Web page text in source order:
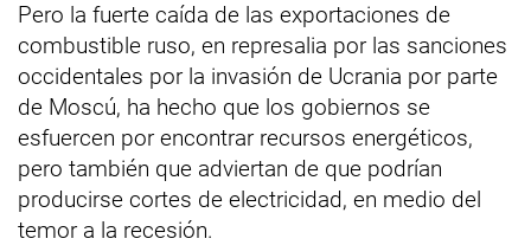
Pero la fuerte caída de las exportaciones de
combustible ruso, en represalia por las sanciones
occidentales por la invasión de Ucrania por parte
de Moscú, ha hecho que los gobiernos se
esfuercen por encontrar recursos energéticos,
pero también que adviertan de que podrían
producirse cortes de electricidad, en medio del
temor a la recesión.